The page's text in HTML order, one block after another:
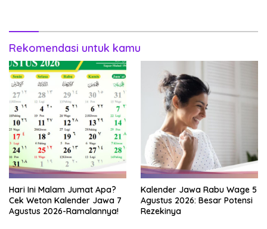
Rekomendasi untuk kamu
Hari Ini Malam Jumat Apa?
Cek Weton Kalender Jawa 7
Agustus 2026-Ramalannya!
Kalender Jawa Rabu Wage 5
Agustus 2026: Besar Potensi
Rezekinya